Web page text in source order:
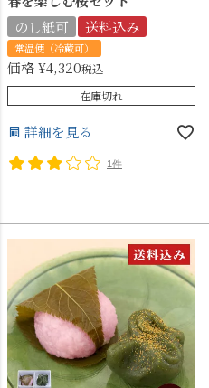
のし紙可
送料込み
常温便（冷蔵可）
価格¥4,320税込
在庫切れ
詳細を見る
1件